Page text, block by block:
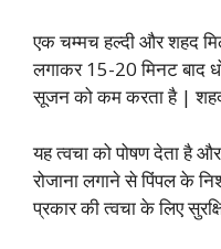
एक चम्मच हल्दी और शहद
लगाकर 15-20 मिनट बाद
सूजन को कम करता है |
यह त्वचा को पोषण देता है
रोजाना लगाने से पिंपल के
प्रकार की त्वचा के लिए